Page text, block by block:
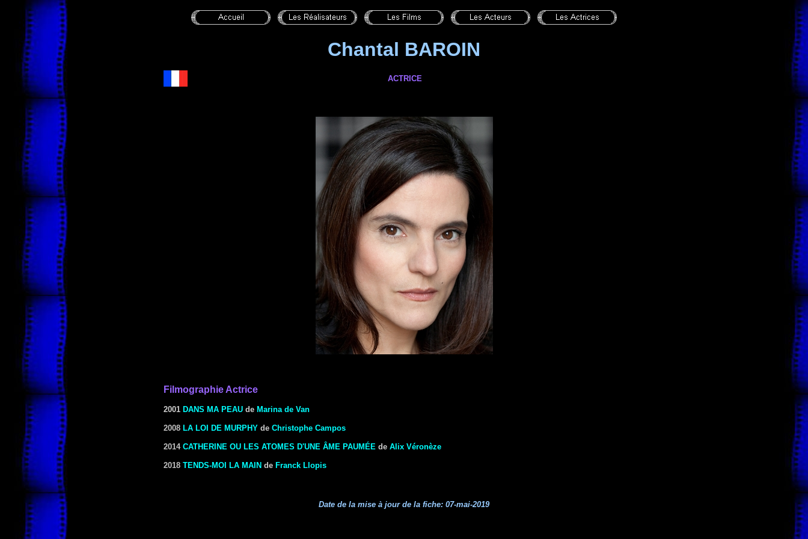
Chantal BAROIN
ACTRICE
Filmographie Actrice
2001 DANS MA PEAU de Marina de Van
2008 LA LOI DE MURPHY de Christophe Campos
2014 CATHERINE OU LES ATOMES D'UNE ÂME PAUMÉE de Alix Véronèze
2018 TENDS-MOI LA MAIN de Franck Llopis
Date de la mise à jour de la fiche: 07-mai-2019